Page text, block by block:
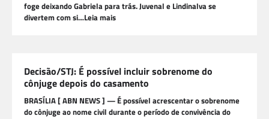
foge deixando Gabriela para trás. Juvenal e Lindinalva se
divertem com si…Leia mais
Decisão/STJ: É possível incluir sobrenome do
cônjuge depois do casamento
BRASÍLIA [ ABN NEWS ] — É possível acrescentar o sobrenome
do cônjuge ao nome civil durante o período de convivência do